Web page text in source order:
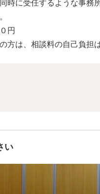
時に受任するような事務
円
方は、相談料の自己負担
い